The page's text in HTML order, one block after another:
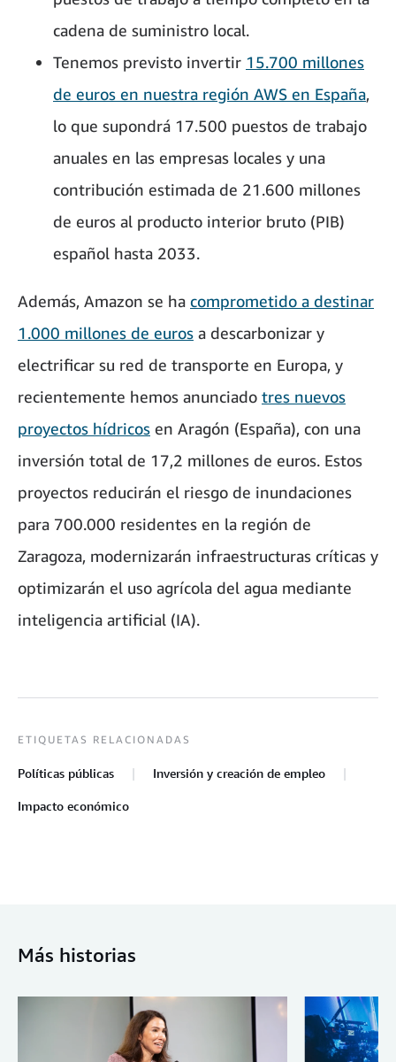
cadena de suministro local.
Tenemos previsto invertir 15.700 millones
de euros en nuestra región AWS en España,
lo que supondrá 17.500 puestos de trabajo
anuales en las empresas locales y una
contribución estimada de 21.600 millones
de euros al producto interior bruto (PIB)
español hasta 2033.
Además, Amazon se ha comprometido a destinar
1.000 millones de euros a descarbonizar y
electrificar su red de transporte en Europa, y
recientemente hemos anunciado tres nuevos
proyectos hídricos en Aragón (España), con una
inversión total de 17,2 millones de euros. Estos
proyectos reducirán el riesgo de inundaciones
para 700.000 residentes en la región de
Zaragoza, modernizarán infraestructuras críticas y
optimizarán el uso agrícola del agua mediante
inteligencia artificial (IA).
ETIQUETAS RELACIONADAS
Políticas públicas Inversión y creación de empleo
Impacto económico
Más historias